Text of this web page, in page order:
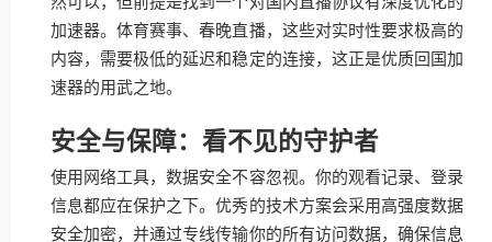
加速器。体育赛事、春晚直播，这些对实时性要求极高的
内容，需要极低的延迟和稳定的连接，这正是优质回国加
速器的用武之地。
安全与保障：看不见的守护者
使用网络工具，数据安全不容忽视。你的观看记录、登录
信息都应在保护之下。优秀的技术方案会采用高强度数据
安全加密，并通过专线传输你的所有访问数据，确保信息